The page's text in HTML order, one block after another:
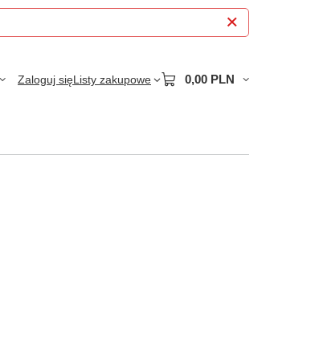
Zaloguj sięListy zakupowe 0,00 PLN